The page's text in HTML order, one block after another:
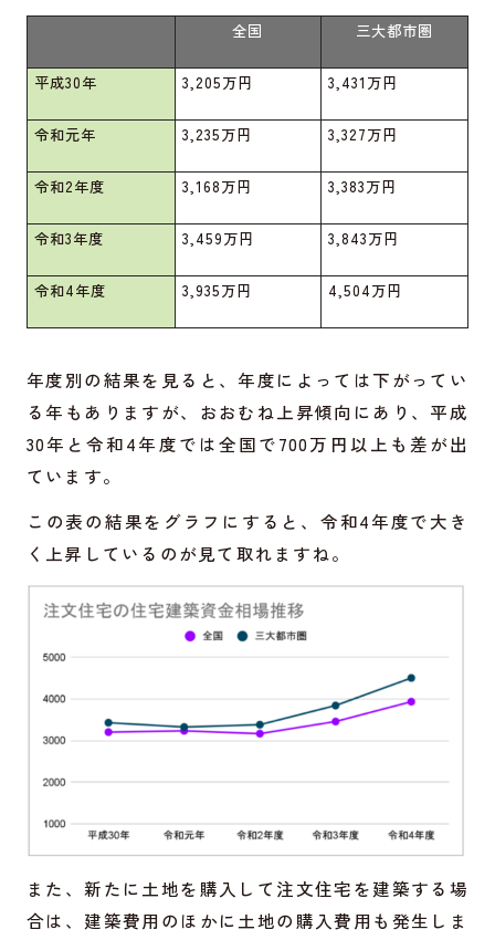
全国 三大都市圏
平成30年 3,205万円 3,431万円
令和元年 3,235万円 3,327万円
令和2年度 3,168万円 3,383万円
令和3年度 3,459万円 3,843万円
令和4年度 3,935万円 4,504万円
年度別の結果を見ると、年度によっては下がってい
る年もありますが、おおむね上昇傾向にあり、平成
30年と令和4年度では全国で700万円以上も差が出
ています。
この表の結果をグラフにすると、令和4年度で大き
く上昇しているのが見て取れますね。
また、新たに土地を購入して注文住宅を建築する場
合は、建築費用のほかに土地の購入費用も発生しま